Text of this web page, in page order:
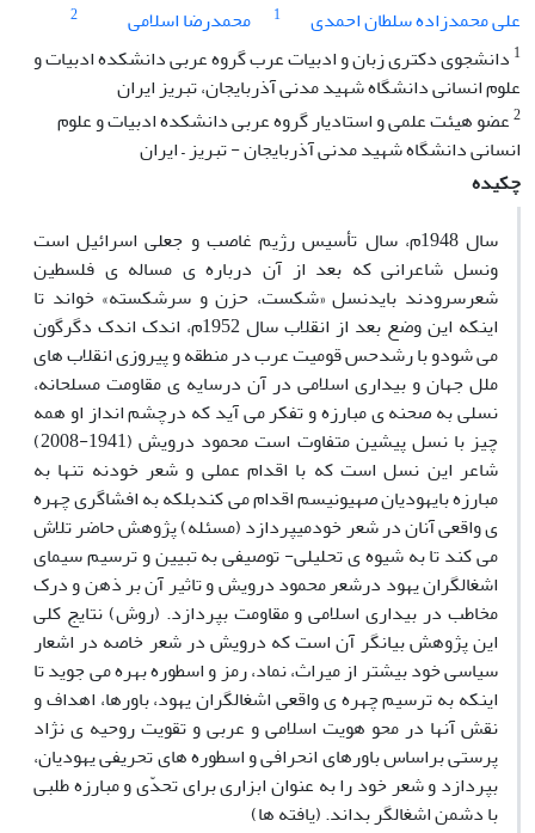
علی محمدزاده سلطان احمدی
1 محمدرضا اسلامی
2
1 دانشجوی دکتری زبان و ادبیات عرب گروه عربی دانشکده ادبیات و
علوم انسانی دانشگاه شهید مدنی آذربایجان، تبریز ایران
2عضو هیئت علمی و استادیار گروه عربی دانشکده ادبیات و علوم
انسانی دانشگاه شهید مدنی آذربایجان - تبریز – ایران
چکیده
سال 1948م، سال تأسیس رژیم غاصب و جعلی اسرائیل است
ونسل شاعرانی که بعد از آن درباره ی مساله ی فلسطین
شعرسرودند بایدنسل «شکست، حزن و سرشکسته» خواند تا
اینکه این وضع بعد از انقلاب سال 1952م، اندک اندک دگرگون
می شودو با رشدحس قومیت عرب در منطقه و پیروزی انقلاب های
ملل جهان و بیداری اسلامی در آن درسایه ی مقاومت مسلحانه،
نسلی به صحنه ی مبارزه و تفکر می آید که درچشم انداز او همه
چیز با نسل پیشین متفاوت است محمود درویش (1941-2008)
شاعر این نسل است که با اقدام عملی و شعر خودنه تنها به
مبارزه بایهودیان صهیونیسم اقدام می کندبلکه به افشاگری چهره
ی واقعی آنان در شعر خودمیپردازد (مسئله) پژوهش حاضر تلاش
می کند تا به شیوه ی تحلیلی- توصیفی به تبیین و ترسیم سیمای
اشغالگران یهود درشعر محمود درویش و تاثیر آن بر ذهن و درک
مخاطب در بیداری اسلامی و مقاومت بپردازد. (روش) نتایج کلی
این پژوهش بیانگر آن است که درویش در شعر خاصه در اشعار
سیاسی خود بیشتر از میراث، نماد، رمز و اسطوره بهره می جوید تا
اینکه به ترسیم چهره ی واقعی اشغالگران یهود، باورها، اهداف و
نقش آنها در محو هویت اسلامی و عربی و تقویت روحیه ی نژاد
پرستی براساس باورهای انحرافی و اسطوره های تحریفی یهودیان،
بپردازد و شعر خود را به عنوان ابزاری برای تحدّی و مبارزه طلبی
با دشمن اشغالگر بداند. (یافته ها)